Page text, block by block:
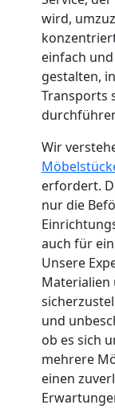
wird,
einfach
gestalten,
Transports
Wir
erfordert.
nur die
auch für
Unsere
Materialien
und
ob es sich
mehrere
einen
Umzug
und
Full-
Service-
Umzug